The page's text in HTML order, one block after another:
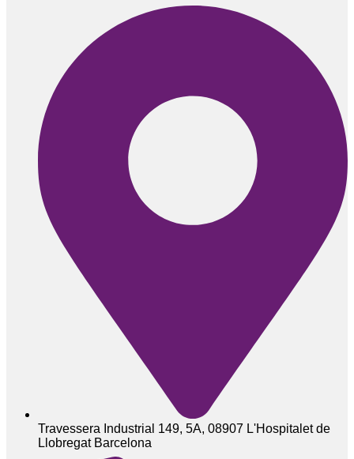
Travessera Industrial 149, 5A, 08907 L'Hospitalet de
Llobregat Barcelona